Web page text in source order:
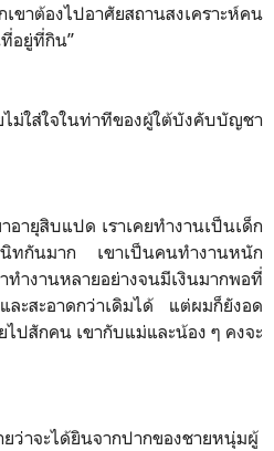
งไปอาศัยสถานสงเคราะห์คน
อยู่ที่กิน”
ใส่ใจในท่าทีของผู้ใต้บังคับบัญชา
ายุสิบแปด เราเคยทำงานเป็นเด็ก
ทกันมาก เขาเป็นคนทำงานหนัก
ทำงานหลายอย่างจนมีเงินมากพอที่
ละสะอาดกว่าเดิมได้ แต่ผมก็ยังอด
ปสักคน เขากับแม่และน้อง ๆ คงจะ
ว่าจะได้ยินจากปากของชายหนุ่มผู้